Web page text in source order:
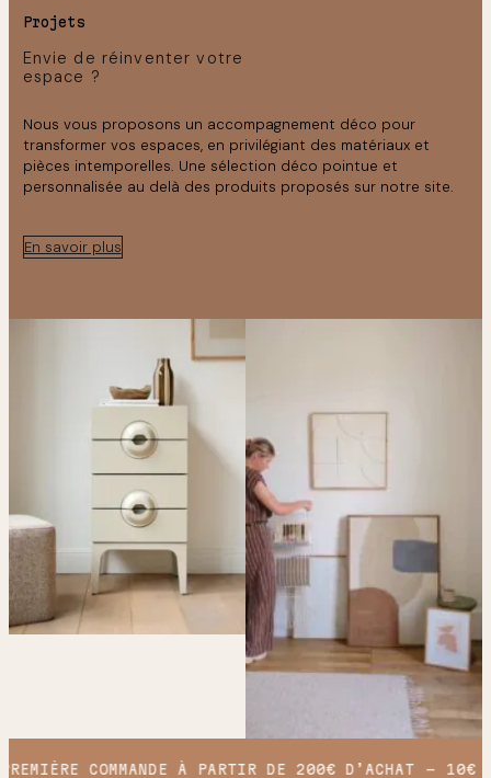
Projets
Envie de réinventer votre
espace ?
Nous vous proposons un accompagnement déco pour
transformer vos espaces, en privilégiant des matériaux et
pièces intemporelles. Une sélection déco pointue et
personnalisée au delà des produits proposés sur notre site.
En savoir plus
COMMANDE À PARTIR DE 200€ D’ACHAT 10€